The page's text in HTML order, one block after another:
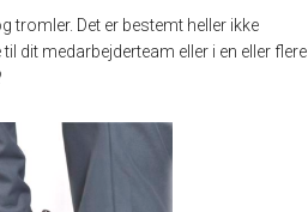
tromler. Det er bestemt heller ikke
dit medarbejderteam eller i en eller flere